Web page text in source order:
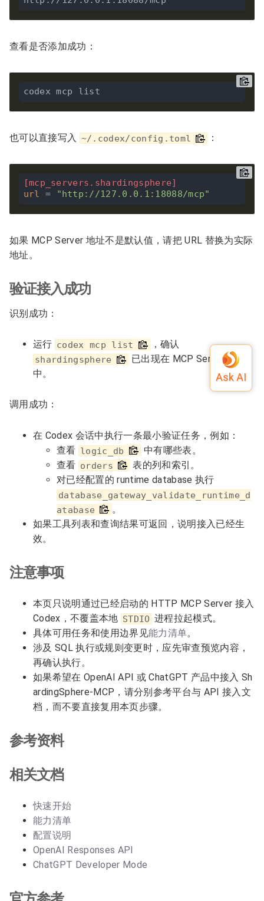
查看是否添加成功：
也可以直接写入 ~/.codex/config.toml ：
[mcp_servers . shardingsphere]
url = "http://127.0.0.1:18088/mcp"
如果 MCP Server 地址不是默认值，请把 URL 替换为实际
地址。
验证接入成功
识别成功：
运行 codex mcp list ，确认
shardingsphere
已出现在 MCP Server 列表
中。
调用成功：
在 Codex 会话中执行一条最小验证任务，例如：
查看 logic_db
中有哪些表。
查看 orders
表的列和索引。
对已经配置的 runtime database 执行
database_gateway_validate_runtime_d
atabase
。
如果工具列表和查询结果可返回，说明接入已经生
效。
注意事项
本页只说明通过已经启动的 HTTP MCP Server 接入
Codex，不覆盖本地 STDIO 进程拉起模式。
具体可用任务和使用边界见能力清单。
涉及 SQL 执行或规则变更时，应先审查预览内容，
再确认执行。
如果希望在 OpenAI API 或 ChatGPT 产品中接入 Sh
ardingSphere-MCP，请分别参考平台与 API 接入文
档，而不要直接复用本页步骤。
参考资料
相关文档
快速开始
能力清单
配置说明
OpenAI Responses API
ChatGPT Developer Mode